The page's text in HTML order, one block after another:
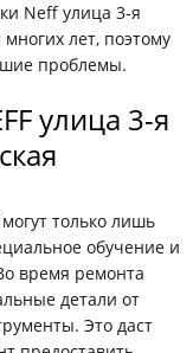
Neff улица 3-я
лет, поэтому
проблемы.
улица 3-я
только лишь
обучение и
время ремонта
детали от
Это даст